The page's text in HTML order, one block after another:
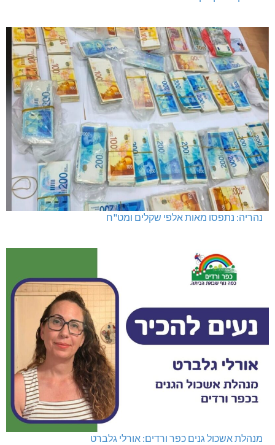
נהריה: נתפסו מאות אלפי שקלים ומט"ח
מנהלת אשכול גנים כפר ורדים: אורלי גלברט